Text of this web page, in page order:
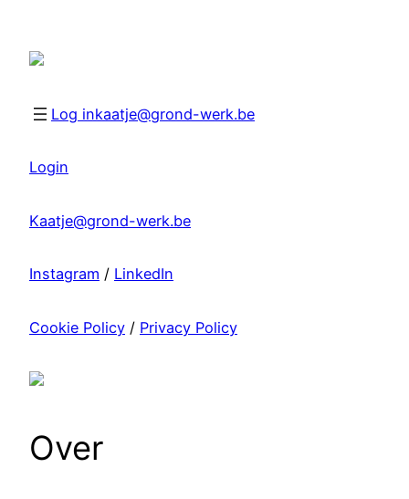
Log inkaatje@grond-werk.be
Login
Kaatje@grond-werk.be
Instagram / LinkedIn
Cookie Policy / Privacy Policy
Over